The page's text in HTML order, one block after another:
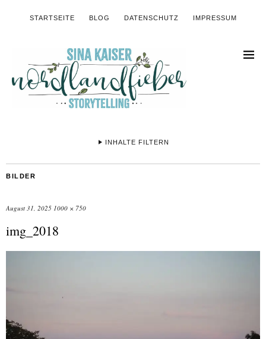
STARTSEITE BLOG DATENSCHUTZ IMPRESSUM
INHALTE FILTERN
BILDER
August 31, 2025 1000 × 750
img_2018